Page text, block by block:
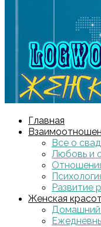
Главная
Все о
Любовь и
Развитие
Женская
Домашний